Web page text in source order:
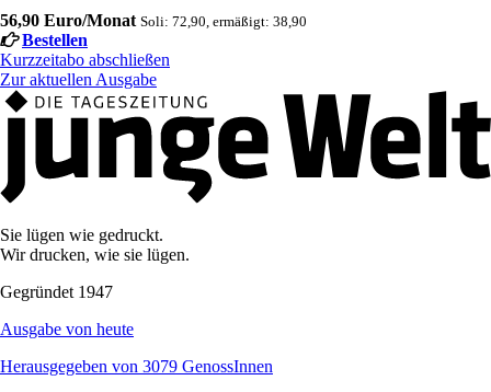
56,90 Euro/Monat Soli: 72,90, ermäßigt: 38,90
Bestellen
Kurzzeitabo abschließen
Zur aktuellen Ausgabe
Sie lügen wie gedruckt.
Wir drucken, wie sie lügen.
Gegründet 1947
Ausgabe von heute
Herausgegeben von 3079 GenossInnen